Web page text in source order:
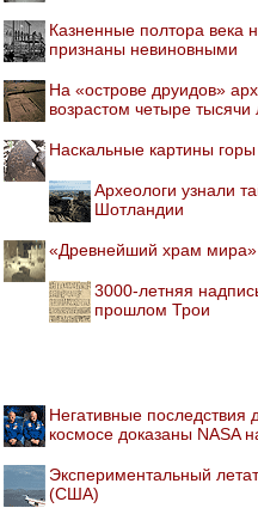
Казненные полтора века
признаны невиновными
На «острове друидов»
возрастом четыре тысячи
Наскальные картины
Археологи узнали
Шотландии
«Древнейший храм мира»
3000-летняя
прошлом Трои
Негативные последствия
космосе доказаны NASA
Экспериментальный
(США)